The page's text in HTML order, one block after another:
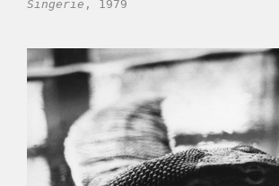
Singerie , 1979